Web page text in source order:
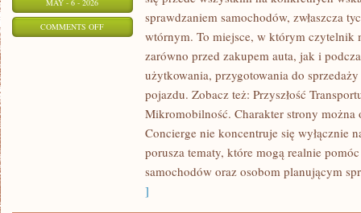
MAY - 6 - 2026
COMMENTS OFFON
sprawdzaniem samochodów, zwłaszcza
wtórnym. To miejsce, w którym czytelnik
zarówno przed zakupem auta, jak i
użytkowania, przygotowania do
pojazdu. Zobacz też: Przyszłość
Mikromobilność. Charakter strony
Concierge nie koncentruje się wyłącznie
porusza tematy, które mogą realnie
samochodów oraz osobom planującym
]